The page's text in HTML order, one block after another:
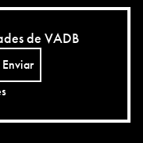
de VADB
Enviar